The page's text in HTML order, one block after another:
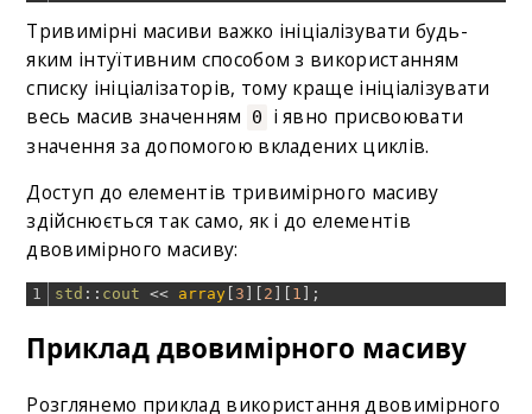
Тривимірні масиви важко ініціалізувати будь-
яким інтуїтивним способом з використанням
списку ініціалізаторів, тому краще ініціалізувати
весь масив значенням
0
і явно присвоювати
значення за допомогою вкладених циклів.
Доступ до елементів тривимірного масиву
здійснюється так само, як і до елементів
двовимірного масиву:
1 std :: cout << array [ 3 ] [ 2 ] [ 1 ] ;
Приклад двовимірного масиву
Розглянемо приклад використання двовимірного